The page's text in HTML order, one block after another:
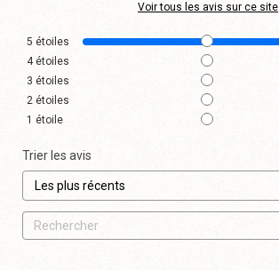
Voir tous les avis sur ce site
5 étoiles
4 étoiles
3 étoiles
2 étoiles
1 étoile
Trier les avis